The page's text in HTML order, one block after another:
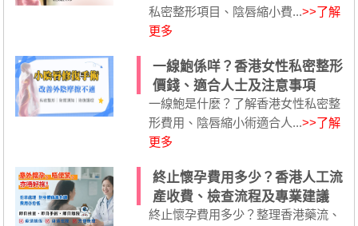
私密整形項目、陰唇縮小費...>>了解
更多
一線鮑係咩？香港女性私密整形
價錢、適合人士及注意事項
一線鮑是什麼？了解香港女性私密整
形費用、陰唇縮小術適合人...>>了解
更多
終止懷孕費用多少？香港人工流
產收費、檢查流程及專業建議
終止懷孕費用多少？整理香港藥流、